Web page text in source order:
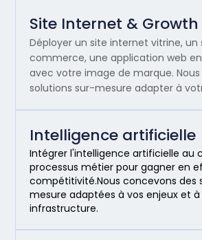
Site Internet & Growth
Déployer un site internet vitrine, un
commerce, une application web
avec votre image de marque.
solutions sur-mesure adapter à
Intelligence artificielle
Intégrer l'intelligence artificielle au
processus métier pour gagner en
compétitivité.Nous concevons des
mesure adaptées à vos enjeux et
infrastructure.